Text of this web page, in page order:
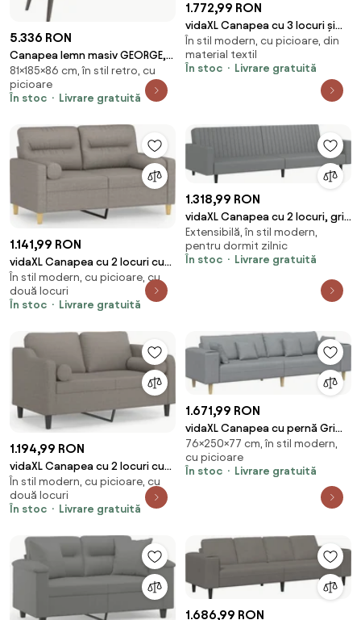
5.336 RON
Canapea lemn masiv GEORGE,
185 × 86 × 81 cm
81×185×86 cm, în stil retro, cu
picioare
În stoc
Livrare gratuită
1.772,99 RON
vidaXL Canapea cu 3 locuri și
taburet, gri deschis, 180 cm,
textil
În stil modern, cu picioare, din
material textil
În stoc
Livrare gratuită
1.141,99 RON
vidaXL Canapea cu 2 locuri cu
pernuțe, gri taupe, 120 cm,
textil
În stil modern, cu picioare, cu
două locuri
În stoc
Livrare gratuită
1.318,99 RON
vidaXL Canapea cu 2 locuri, gri,
piele ecologică
Extensibilă, în stil modern,
pentru dormit zilnic
În stoc
Livrare gratuită
1.194,99 RON
vidaXL Canapea cu 2 locuri cu
pernuțe, gri taupe, 120 cm,
textil
În stil modern, cu picioare, cu
două locuri
În stoc
Livrare gratuită
1.671,99 RON
vidaXL Canapea cu pernă Gri
deschis 250 x 77 x 76 cm
țesătură
76×250×77 cm, în stil modern,
cu picioare
În stoc
Livrare gratuită
1.686,99 RON